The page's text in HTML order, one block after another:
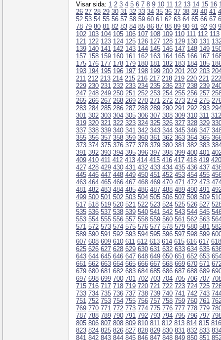
Visar sida: 1 2 3 4 5 6 7 8 9 10 11 12 13 14 15 16
26 27 28 29 30 31 32 33 34 35 36 37 38 39 40 41
52 53 54 55 56 57 58 59 60 61 62 63 64 65 66 67
78 79 80 81 82 83 84 85 86 87 88 89 90 91 92 93
102 103 104 105 106 107 108 109 110 111 112 113
121 122 123 124 125 126 127 128 129 130 131
139 140 141 142 143 144 145 146 147 148 149
157 158 159 160 161 162 163 164 165 166 167
175 176 177 178 179 180 181 182 183 184 185
193 194 195 196 197 198 199 200 201 202 203
211 212 213 214 215 216 217 218 219 220 221 222
229 230 231 232 233 234 235 236 237 238 239
247 248 249 250 251 252 253 254 255 256 257
265 266 267 268 269 270 271 272 273 274 275
283 284 285 286 287 288 289 290 291 292 293
301 302 303 304 305 306 307 308 309 310 311 312
319 320 321 322 323 324 325 326 327 328 329
337 338 339 340 341 342 343 344 345 346 347
355 356 357 358 359 360 361 362 363 364 365
373 374 375 376 377 378 379 380 381 382 383
391 392 393 394 395 396 397 398 399 400 401
409 410 411 412 413 414 415 416 417 418 419 420
427 428 429 430 431 432 433 434 435 436 437
445 446 447 448 449 450 451 452 453 454 455
463 464 465 466 467 468 469 470 471 472 473
481 482 483 484 485 486 487 488 489 490 491
499 500 501 502 503 504 505 506 507 508 509
517 518 519 520 521 522 523 524 525 526 527
535 536 537 538 539 540 541 542 543 544 545
553 554 555 556 557 558 559 560 561 562 563
571 572 573 574 575 576 577 578 579 580 581
589 590 591 592 593 594 595 596 597 598 599
607 608 609 610 611 612 613 614 615 616 617 618
625 626 627 628 629 630 631 632 633 634 635
643 644 645 646 647 648 649 650 651 652 653
661 662 663 664 665 666 667 668 669 670 671
679 680 681 682 683 684 685 686 687 688 689
697 698 699 700 701 702 703 704 705 706 707
715 716 717 718 719 720 721 722 723 724 725
733 734 735 736 737 738 739 740 741 742 743
751 752 753 754 755 756 757 758 759 760 761
769 770 771 772 773 774 775 776 777 778 779
787 788 789 790 791 792 793 794 795 796 797
805 806 807 808 809 810 811 812 813 814 815 816
823 824 825 826 827 828 829 830 831 832 833
841 842 843 844 845 846 847 848 849 850 851